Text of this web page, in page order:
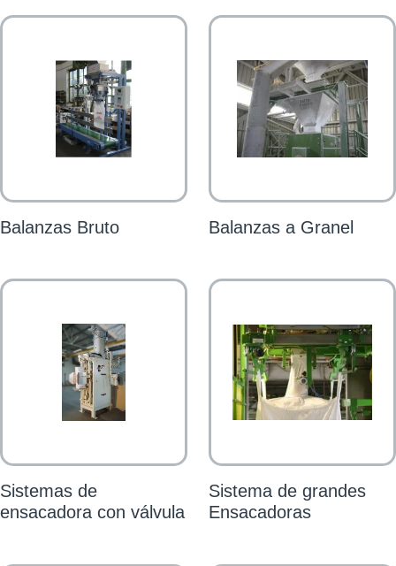
Balanzas Bruto Balanzas a Granel
Sistemas de
ensacadora con válvula​
Sistema de grandes
Ensacadoras​